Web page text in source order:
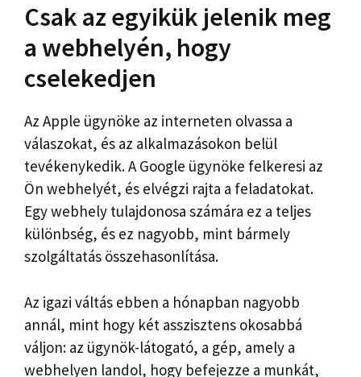
Csak az egyikük jelenik meg
a webhelyén, hogy
cselekedjen
Az Apple ügynöke az interneten olvassa a
válaszokat, és az alkalmazásokon belül
tevékenykedik. A Google ügynöke felkeresi az
Ön webhelyét, és elvégzi rajta a feladatokat.
Egy webhely tulajdonosa számára ez a teljes
különbség, és ez nagyobb, mint bármely
szolgáltatás összehasonlítása.
Az igazi váltás ebben a hónapban nagyobb
annál, mint hogy két asszisztens okosabbá
váljon: az ügynök-látogató, a gép, amely a
webhelyen landol, hogy befejezze a munkát,